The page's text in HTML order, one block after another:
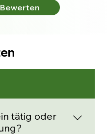
tätig oder